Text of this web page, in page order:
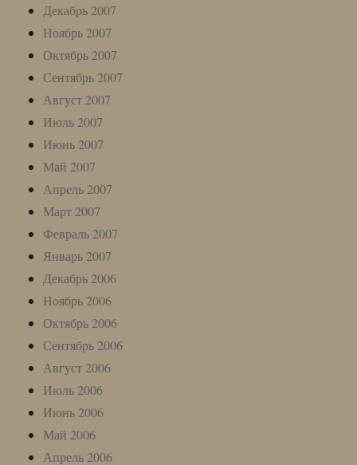
Декабрь 2007
Ноябрь 2007
Октябрь 2007
Сентябрь 2007
Август 2007
Июль 2007
Июнь 2007
Май 2007
Апрель 2007
Март 2007
Февраль 2007
Январь 2007
Декабрь 2006
Ноябрь 2006
Октябрь 2006
Сентябрь 2006
Август 2006
Июль 2006
Июнь 2006
Май 2006
Апрель 2006